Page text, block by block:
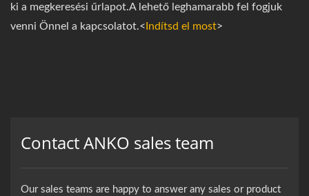
ki a megkeresési űrlapot.A lehető leghamarabb fel fogjuk
venni Önnel a kapcsolatot.< Indítsd el most>